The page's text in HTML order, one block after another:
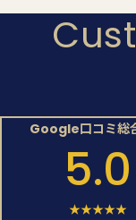
Google口コミ総
5.0
★★★★★